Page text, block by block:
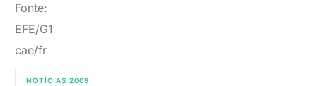
Fonte:
EFE/G1
cae/fr
NOTÍCIAS 2009